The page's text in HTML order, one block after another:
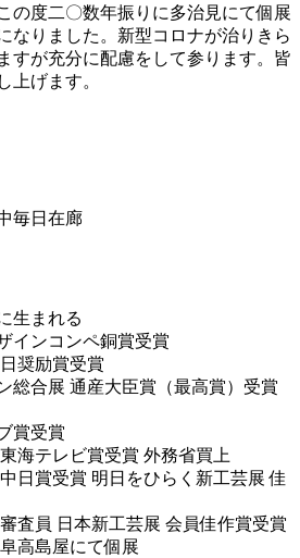
の度二〇数年振りに多治見にて個展
なりました。新型コロナが治りきら
すが充分に配慮をして参ります。皆
上げます。
毎日在廊
生まれる
インコンペ銅賞受賞
奨励賞受賞
総合展 通産大臣賞（最高賞）受賞
賞受賞
海テレビ賞受賞 外務省買上
日賞受賞 明日をひらく新工芸展 佳
査員 日本新工芸展 会員佳作賞受賞
高島屋にて個展